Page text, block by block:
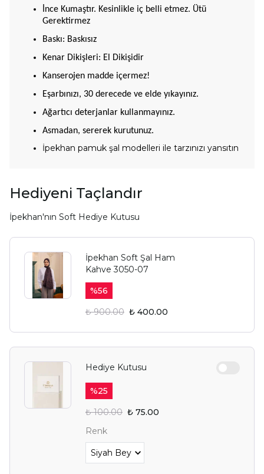
İnce Kumaştır. Kesinlikle iç belli etmez. Ütü
Gerektirmez
Baskı: Baskısız
Kenar Dikişleri: El Dikişidir
Kanserojen madde içermez!
Eşarbınızı, 30 derecede ve elde yıkayınız.
Ağartıcı deterjanlar kullanmayınız.
Asmadan, sererek kurutunuz.
İpekhan pamuk şal modelleri ile tarzınızı yansıtın
Hediyeni Taçlandır
İpekhan'nın Soft Hediye Kutusu
İpekhan Soft Şal Ham
Kahve 3050-07
%56
₺ 900.00 ₺ 400.00
Hediye Kutusu
%25
₺ 100.00 ₺ 75.00
Renk